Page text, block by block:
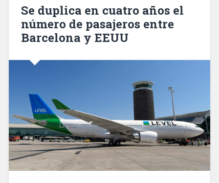
Se duplica en cuatro años el
número de pasajeros entre
Barcelona y EEUU